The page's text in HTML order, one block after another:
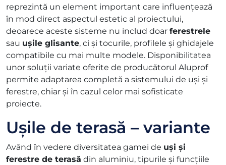
reprezintă un element important care influențează
în mod direct aspectul estetic al proiectului,
deoarece aceste sisteme nu includ doar ferestrele
sau ușile glisante, ci și tocurile, profilele și ghidajele
compatibile cu mai multe modele. Disponibilitatea
unor soluții variate oferite de producătorul Aluprof
permite adaptarea completă a sistemului de uși și
ferestre, chiar și în cazul celor mai sofisticate
proiecte.
Ușile de terasă – variante
Având în vedere diversitatea gamei de uși și
ferestre de terasă din aluminiu, tipurile și funcțiile